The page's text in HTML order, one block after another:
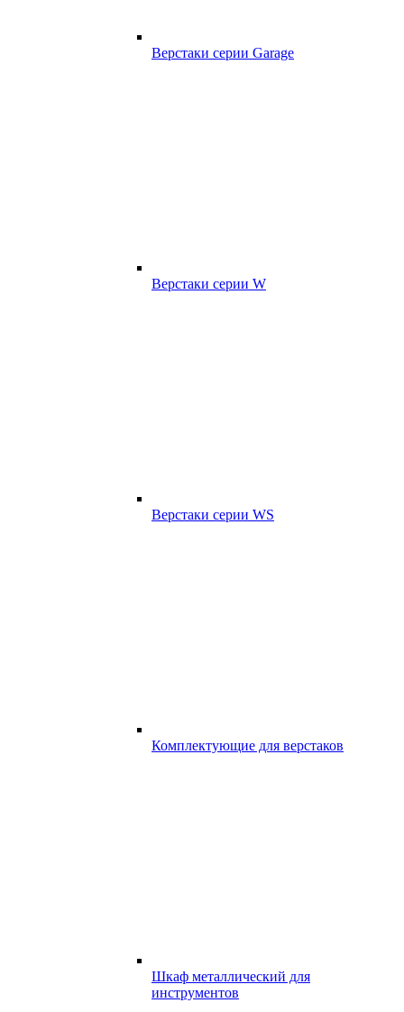
Верстаки серии Garage
Верстаки серии W
Верстаки серии WS
Комплектующие для верстаков
Шкаф металлический для
инструментов